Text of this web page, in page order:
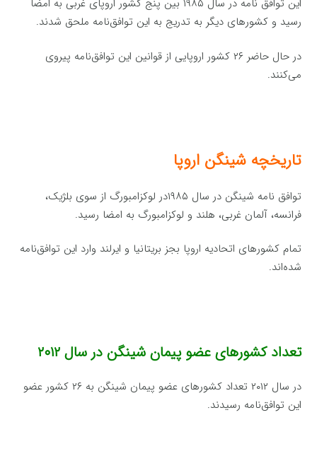
این توافق‌ نامه در سال ۱۹۸۵ بین پنج کشور اروپای غربی به امضا
رسید و کشورهای دیگر به تدریج به این توافق‌نامه ملحق شدند.
در حال حاضر ۲۶ کشور اروپایی از قوانین این توافق‌نامه پیروی
می‌کنند.
تاریخچه شینگن اروپا
توافق‌ نامه شینگن در سال ۱۹۸۵در لوکزامبورگ از سوی بلژیک،
فرانسه، آلمان غربی، هلند و لوکزامبورگ به امضا رسید.
تمام کشورهای اتحادیه اروپا بجز بریتانیا و ایرلند وارد این توافق‌نامه
شده‌اند.
تعداد کشورهای عضو پیمان شینگن در سال ۲۰۱۲
در سال ۲۰۱۲ تعداد کشورهای عضو پیمان شینگن به ۲۶ کشور عضو
این توافق‌نامه رسیدند.